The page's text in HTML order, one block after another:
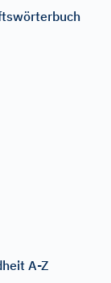
A-Z